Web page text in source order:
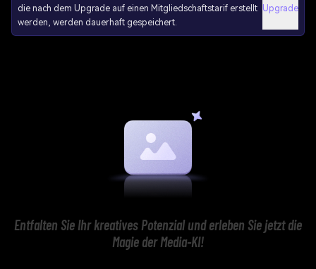
die nach dem Upgrade auf einen Mitgliedschaftstarif erstellt
werden, werden dauerhaft gespeichert.
Upgrade
Entfalten Sie Ihr kreatives Potenzial und erleben Sie jetzt die
Magie der Media-KI!